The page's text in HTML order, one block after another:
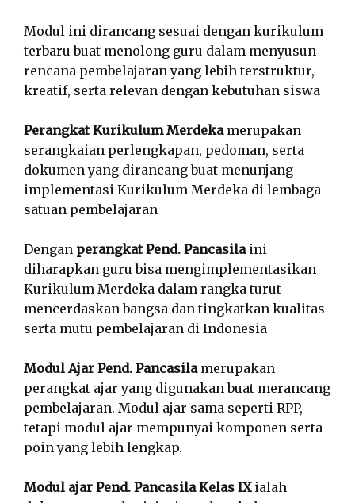
Modul ini dirancang sesuai dengan kurikulum
terbaru buat menolong guru dalam menyusun
rencana pembelajaran yang lebih terstruktur,
kreatif, serta relevan dengan kebutuhan siswa
Perangkat Kurikulum Merdekamerupakan
serangkaian perlengkapan, pedoman, serta
dokumen yang dirancang buat menunjang
implementasi Kurikulum Merdeka di lembaga
satuan pembelajaran
Dengan perangkat Pend. Pancasilaini
diharapkan guru bisa mengimplementasikan
Kurikulum Merdeka dalam rangka turut
mencerdaskan bangsa dan tingkatkan kualitas
serta mutu pembelajaran di Indonesia
Modul Ajar Pend. Pancasilamerupakan
perangkat ajar yang digunakan buat merancang
pembelajaran. Modul ajar sama seperti RPP,
tetapi modul ajar mempunyai komponen serta
poin yang lebih lengkap.
Modul ajar Pend. Pancasila Kelas IXialah